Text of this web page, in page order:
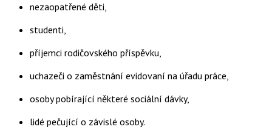
nezaopatřené děti,
studenti,
příjemci rodičovského příspěvku,
uchazeči o zaměstnání evidovaní na úřadu práce,
osoby pobírající některé sociální dávky,
lidé pečující o závislé osoby.